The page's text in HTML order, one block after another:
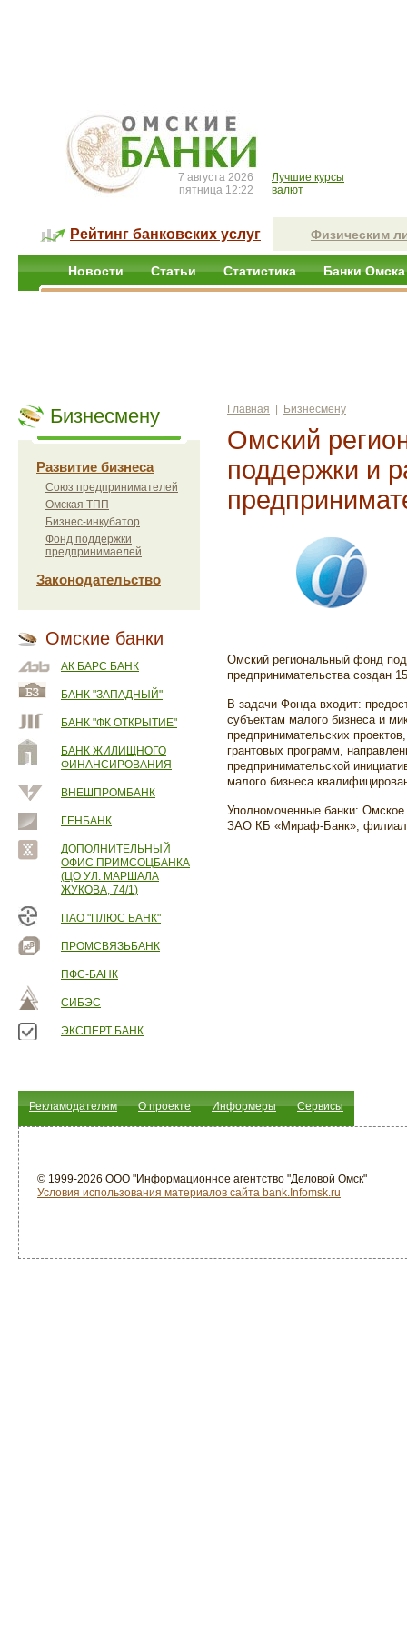
7 августа 2026
пятница 12:22
Лучшие курсы
валют
Рейтинг банковских услуг Физическим
Новости Статьи Статистика Банки Омска
Бизнесмену
Развитие бизнеса
Союз предпринимателей
Омская ТПП
Бизнес-инкубатор
Фонд поддержки
предпринимаелей
Законодательство
Омские банки
АК БАРС БАНК
БАНК "ЗАПАДНЫЙ"
БАНК "ФК ОТКРЫТИЕ"
БАНК ЖИЛИЩНОГО
ФИНАНСИРОВАНИЯ
ВНЕШПРОМБАНК
ГЕНБАНК
ДОПОЛНИТЕЛЬНЫЙ
ОФИС ПРИМСОЦБАНКА
(ЦО УЛ. МАРШАЛА
ЖУКОВА, 74/1)
ПАО "ПЛЮС БАНК"
ПРОМСВЯЗЬБАНК
ПФС-БАНК
СИБЭС
ЭКСПЕРТ БАНК
Главная Бизнесмену
Омский
поддержки и
Омский региональный фонд
предпринимательства создан
В задачи Фонда входит:
субъектам малого бизнеса и
предпринимательских
грантовых программ,
предпринимательской
малого бизнеса
Уполномоченные банки:
ЗАО КБ «Мираф-Банк»,
Рекламодателям О проекте Информеры Сервисы
© 1999-2026 ООО "Информационное агентство "Деловой Омск"
Условия использования материалов сайта bank.Infomsk.ru